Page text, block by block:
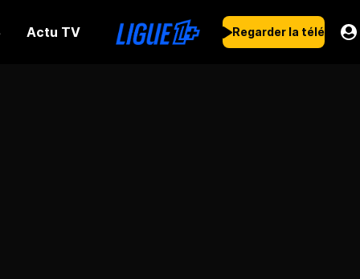
Actu TV Regarder la télé